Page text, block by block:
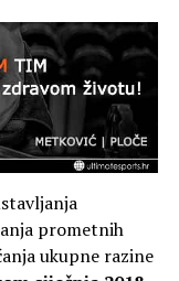
prometnih
ukupne razine